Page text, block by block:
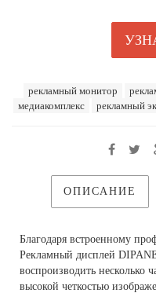
рекламный монитор
медиакомплекс
рекламный
ОПИСАНИЕ
Благодаря встроенному
Рекламный дисплей
воспроизводить несколько
высокой четкостью